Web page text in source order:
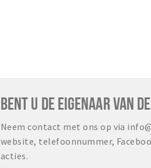
BENT U DE EIGENAAR VAN
Neem contact met ons op via
website, telefoonnummer,
acties.